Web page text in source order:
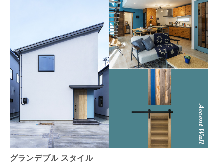
グランデブル スタイル